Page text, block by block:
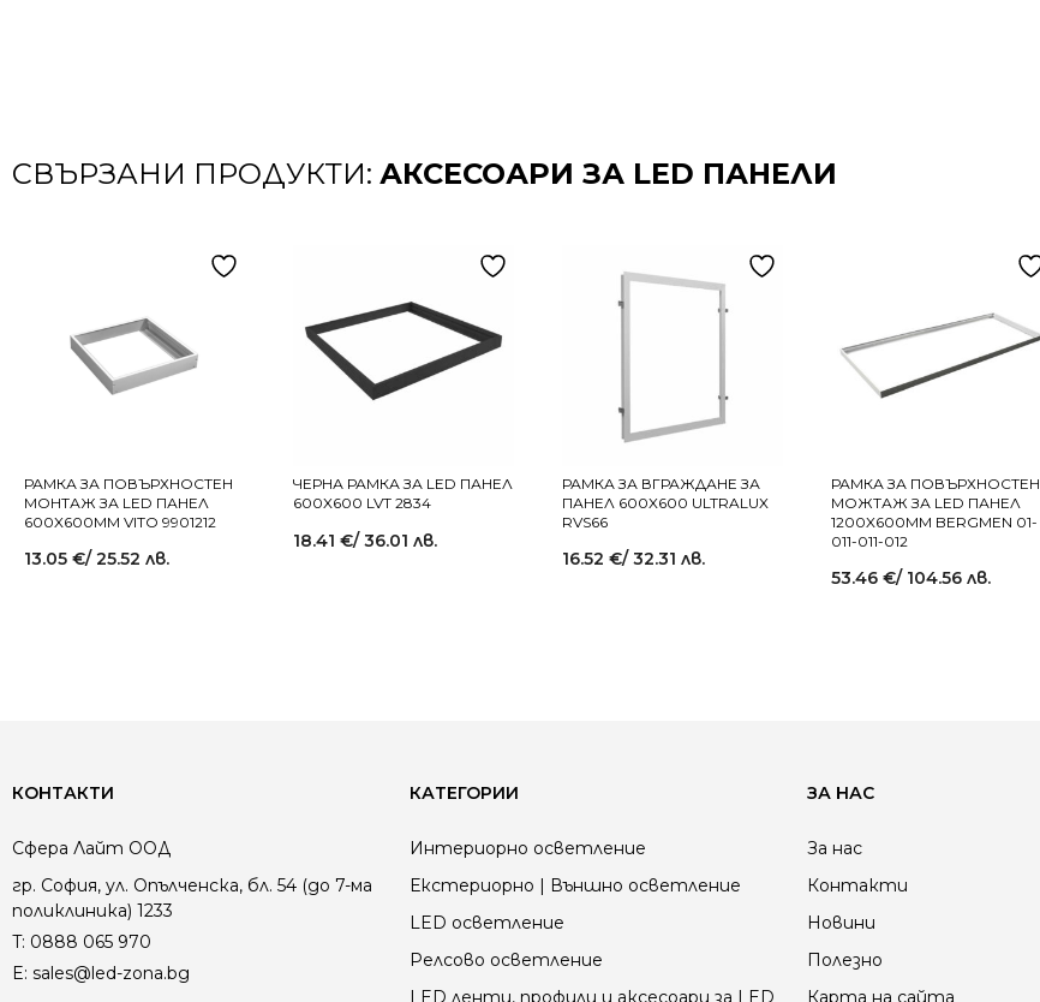
СВЪРЗАНИ ПРОДУКТИ: АКСЕСОАРИ ЗА LED ПАНЕЛИ
РАМКА ЗА ПОВЪРХНОСТЕН
МОНТАЖ ЗА LED ПАНЕЛ
600X600MM VITO 9901212
13.05 €/ 25.52 лв.
ЧЕРНА РАМКА ЗА LED ПАНЕЛ
600X600 LVT 2834
18.41 €/ 36.01 лв.
РАМКА ЗА ВГРАЖДАНЕ ЗА
ПАНЕЛ 600X600 ULTRALUX
RVS66
16.52 €/ 32.31 лв.
РАМКА ЗА ПОВЪРХНОСТЕН
МОЖТАЖ ЗА LED ПАНЕЛ
1200X600MM BERGMEN 01-
011-011-012
53.46 €/ 104.56 лв.
КОНТАКТИ
Сфера Лайт ООД
гр. София, ул. Опълченска, бл. 54 (до 7-ма
поликлиника) 1233
T: 0888 065 970
E: sales@led-zona.bg
КАТЕГОРИИ
Интериорно осветление
Екстериорно | Външно осветление
LED осветление
Релсово осветление
LED ленти, профили и аксесоари за LED
ЗА НАС
За нас
Контакти
Новини
Полезно
Карта на сайта